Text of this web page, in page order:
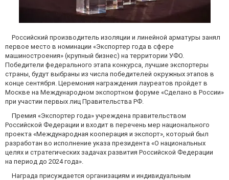
Российский производитель изоляции и линейной арматуры занял
первое место в номинации «Экспортер года в сфере
машиностроения» (крупный бизнес) на территории УФО.
Победители федерального этапа конкурса, лучшие экспортеры
страны, будут выбраны из числа победителей окружных этапов в
конце сентября. Церемония награждения лауреатов пройдет в
Москве на Международном экспортном форуме «Сделано в России»
при участии первых лиц Правительства РФ.
Премия «Экспортер года» учреждена правительством
Российской Федерации и входит в перечень мер национального
проекта «Международная кооперация и экспорт», который был
разработан во исполнение указа президента «О национальных
целях и стратегических задачах развития Российской Федерации
на период до 2024 года».
Награда присуждается организациям и индивидуальным